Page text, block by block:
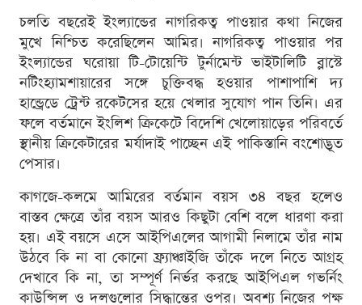
চলতি বছরেই ইংল্যান্ডের নাগরিকত্ব পাওয়ার কথা নিজের
মুখে নিশ্চিত করেছিলেন আমির। নাগরিকত্ব পাওয়ার পর
ইংল্যান্ডের ঘরোয়া টি-টোয়েন্টি টুর্নামেন্ট ভাইটালিটি ব্লাস্টে
নটিংহ্যামশায়ারের সঙ্গে চুক্তিবদ্ধ হওয়ার পাশাপাশি দ্য
হান্ড্রেডে ট্রেন্ট রকেটসের হয়ে খেলার সুযোগ পান তিনি। এর
ফলে বর্তমানে ইংলিশ ক্রিকেটে বিদেশি খেলোয়াড়ের পরিবর্তে
স্থানীয় ক্রিকেটারের মর্যাদাই পাচ্ছেন এই পাকিস্তানি বংশোদ্ভূত
পেসার।
কাগজে-কলমে আমিরের বর্তমান বয়স ৩৪ বছর হলেও
বাস্তব ক্ষেত্রে তাঁর বয়স আরও কিছুটা বেশি বলে ধারণা করা
হয়। এই বয়সে এসে আইপিএলের আগামী নিলামে তাঁর নাম
উঠবে কি না বা কোনো ফ্র্যাঞ্চাইজি তাঁকে দলে নিতে আগ্রহ
দেখাবে কি না, তা সম্পূর্ণ নির্ভর করছে আইপিএল গভর্নিং
কাউন্সিল ও দলগুলোর সিদ্ধান্তের ওপর। অবশ্য নিজের পক্ষ